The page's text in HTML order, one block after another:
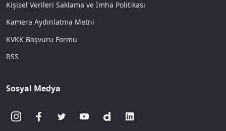
Kişisel Verileri Saklama ve İmha Politikası
Kamera Aydınlatma Metni
KVKK Başvuru Formu
RSS
Sosyal Medya